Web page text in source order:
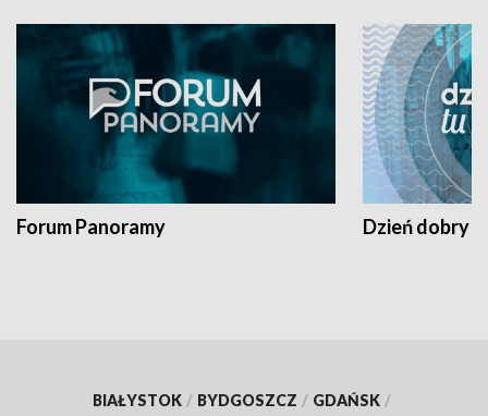
Forum Panoramy Dzień dobry
BIAŁYSTOK / BYDGOSZCZ / GDAŃSK /